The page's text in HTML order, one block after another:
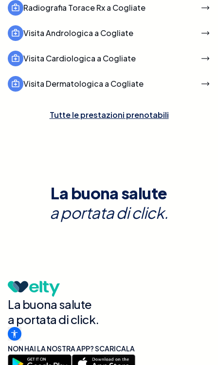
Radiografia Torace Rx a Cogliate
Visita Andrologica a Cogliate
Visita Cardiologica a Cogliate
Visita Dermatologica a Cogliate
Tutte le prestazioni prenotabili
La buona salute
a portata di click.
La buona salute
a portata di click.
NON HAI LA NOSTRA APP? SCARICALA